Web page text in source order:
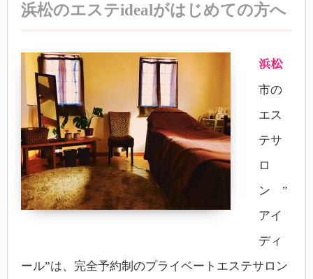
浜松のエステidealがはじめての方へ
浜松
市の
エス
テサ
ロ
ン ”
アイ
ディ
ール”は、完全予約制のプライベートエステサロン